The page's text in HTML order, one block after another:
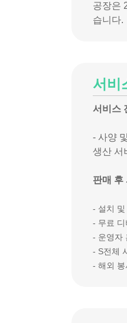
공장은
습니다.
서비
서비스
- 사양
생산 서
판매 후
- 설치 및
- 무료 디
- 운영자
- S전체
- 해외 봉